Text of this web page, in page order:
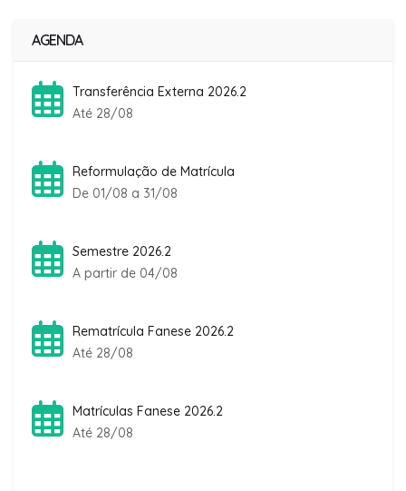
AGENDA
Transferência Externa 2026.2
Até 28/08
Reformulação de Matrícula
De 01/08 a 31/08
Semestre 2026.2
A partir de 04/08
Rematrícula Fanese 2026.2
Até 28/08
Matrículas Fanese 2026.2
Até 28/08